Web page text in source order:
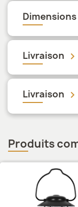
Livraison keyboard_arrow_down
Livraison keyboard_arrow_down
Produits